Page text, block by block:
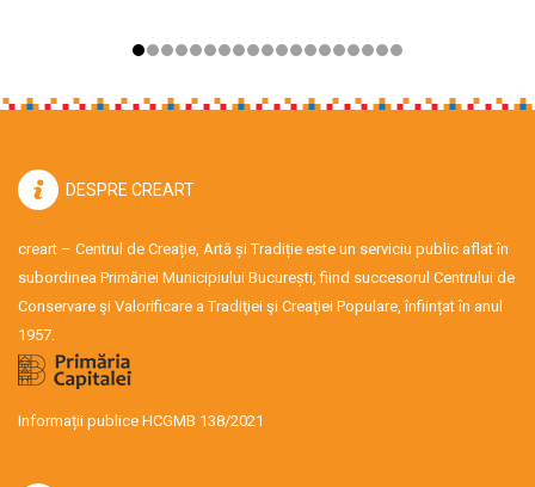
DESPRE CREART
creart – Centrul de Creație, Artă și Tradiție este un serviciu public aflat în
subordinea Primăriei Municipiului București, fiind succesorul Centrului de
Conservare şi Valorificare a Tradiţiei şi Creaţiei Populare, înființat în anul
1957.
Informații publice HCGMB 138/2021